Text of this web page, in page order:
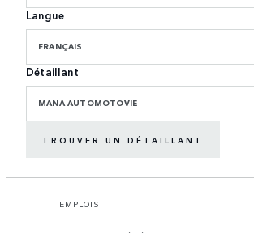
Langue
FRANÇAIS
Détaillant
MANA AUTOMOTOVIE
TROUVER UN DÉTAILLANT
EMPLOIS